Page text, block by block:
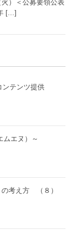
）＜公募要領公表
[…]
テンツ提供
エヌ）～
考え方 （８）